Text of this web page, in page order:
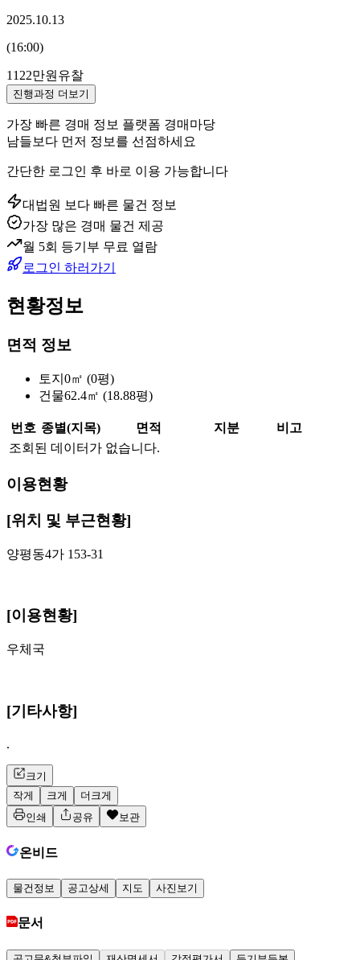
2025.10.13
(16:00)
1122만원 유찰
진행과정 더보기
가장 빠른 경매 정보 플랫폼 경매마당
남들보다 먼저 정보를 선점하세요
간단한 로그인 후 바로 이용 가능합니다
대법원 보다 빠른 물건 정보
가장 많은 경매 물건 제공
월 5회 등기부 무료 열람
로그인 하러가기
현황정보
면적 정보
토지 0㎡ (0평)
건물62.4㎡ (18.88평)
번호 종별(지목) 면적 지분
비고
조회된 데이터가 없습니다.
이용현황
[위치 및 부근현황]
양평동4가 153-31
[이용현황]
우체국
[기타사항]
.
크기
작게
크게
더크게
인쇄
공유 보관
온비드
물건정보 공고상세 지도 사진보기
문서